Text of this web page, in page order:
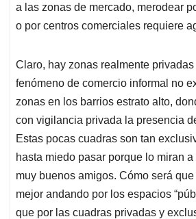
a las zonas de mercado, merodear
o por centros comerciales requiere
Claro, hay zonas realmente
fenómeno de comercio informal no
zonas en los barrios estrato alto,
con vigilancia privada la presencia
Estas pocas cuadras son tan
hasta miedo pasar porque lo miran
muy buenos amigos. Cómo será
mejor andando por los espacios
que por las cuadras privadas y